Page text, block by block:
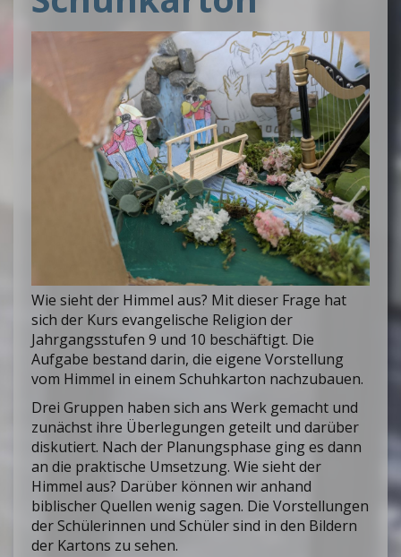
Wie sieht der Himmel aus? Mit dieser Frage hat
sich der Kurs evangelische Religion der
Jahrgangsstufen 9 und 10 beschäftigt. Die
Aufgabe bestand darin, die eigene Vorstellung
vom Himmel in einem Schuhkarton nachzubauen.
Drei Gruppen haben sich ans Werk gemacht und
zunächst ihre Überlegungen geteilt und darüber
diskutiert. Nach der Planungsphase ging es dann
an die praktische Umsetzung. Wie sieht der
Himmel aus? Darüber können wir anhand
biblischer Quellen wenig sagen. Die Vorstellungen
der Schülerinnen und Schüler sind in den Bildern
der Kartons zu sehen.